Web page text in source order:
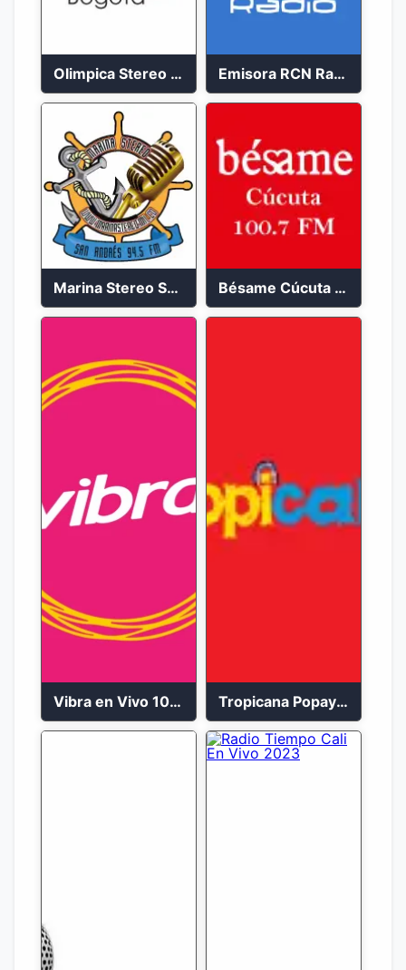
Olimpica Stereo Bogotá 105.9 FM Vibrante Emisora RCN Radio 93.9 FM Bogotá
Marina Stereo San Andres 94.5 FM Bésame Cúcuta en vivo 2023
Vibra en Vivo 104.9 FM Bogotá Tropicana Popayán en vivo 106.1 FM